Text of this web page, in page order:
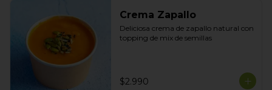
Crema Zapallo
Deliciosa crema de zapallo natural con
topping de mix de semillas
$2.990